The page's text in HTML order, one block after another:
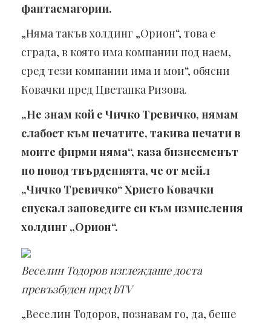
фантасмагории.
„Няма такъв холдинг „Орион“, това е
сграда, в която има компании под наем,
сред тези компании има и мои“, обясни
Ковачки пред Цветанка Ризова.
„Не знам кой е Чичко Тревичко, нямам
слабост към печатите, такива печати в
моите фирми няма“, каза бизнесменът
по повод твърденията, че от мейл
„Чичко Тревичко“ Христо Ковачки
спускал заповедите си към измисления
холдинг „Орион“.
Веселин Тодоров изглеждаше доста
превъзбуден пред bTV
„Веселин Тодоров, познавам го, да, беше